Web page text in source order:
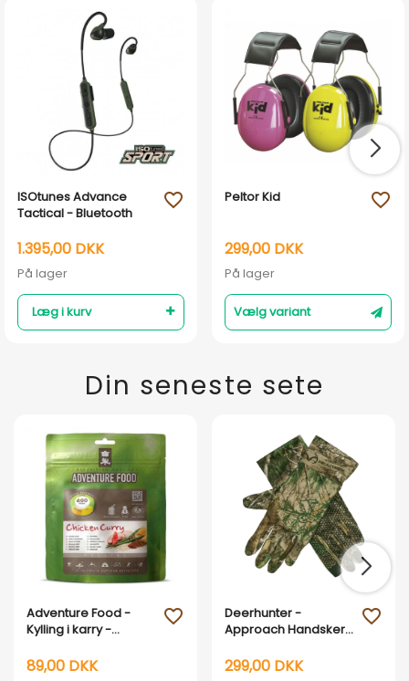
ISOtunes Advance
Tactical - Bluetooth
1.395,00 DKK
På lager
Læg i kurv
favorite_outline Peltor Kid
299,00 DKK
På lager
Vælg variant
favorite_outline
Din seneste sete
Adventure Food -
Kylling i karry -
89,00 DKK
favorite_outline
Deerhunter -
Approach Handsker
299,00 DKK
favorite_outline